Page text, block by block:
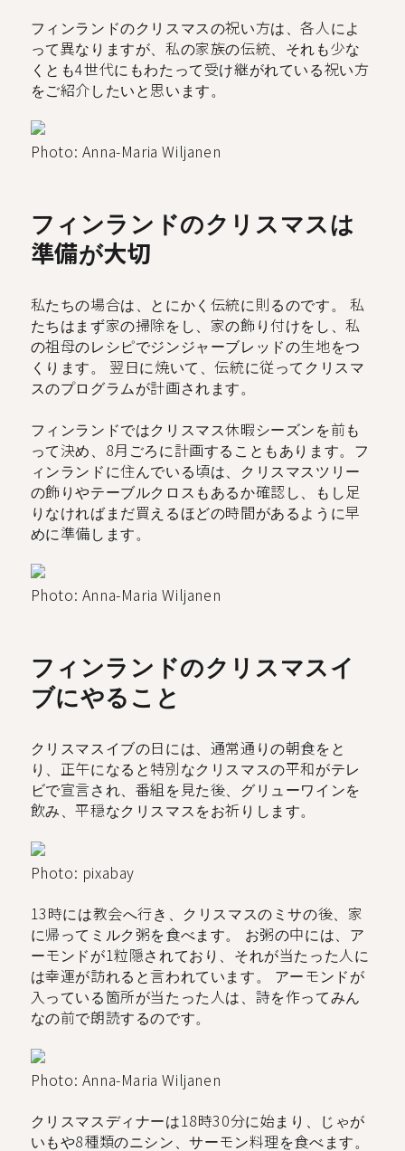
フィンランドのクリスマスの祝い方は、各人によ
って異なりますが、私の家族の伝統、それも少な
くとも4世代にもわたって受け継がれている祝い方
をご紹介したいと思います。
Photo: Anna-Maria Wiljanen
フィンランドのクリスマスは
準備が大切
私たちの場合は、とにかく伝統に則るのです。 私
たちはまず家の掃除をし、家の飾り付けをし、私
の祖母のレシピでジンジャーブレッドの生地をつ
くります。 翌日に焼いて、伝統に従ってクリスマ
スのプログラムが計画されます。
フィンランドではクリスマス休暇シーズンを前も
って決め、8月ごろに計画することもあります。フ
ィンランドに住んでいる頃は、クリスマスツリー
の飾りやテーブルクロスもあるか確認し、もし足
りなければまだ買えるほどの時間があるように早
めに準備します。
Photo: Anna-Maria Wiljanen
フィンランドのクリスマスイ
ブにやること
クリスマスイブの日には、通常通りの朝食をと
り、正午になると特別なクリスマスの平和がテレ
ビで宣言され、番組を見た後、グリューワインを
飲み、平穏なクリスマスをお祈りします。
Photo: pixabay
13時には教会へ行き、クリスマスのミサの後、家
に帰ってミルク粥を食べます。 お粥の中には、ア
ーモンドが1粒隠されており、それが当たった人に
は幸運が訪れると言われています。 アーモンドが
入っている箇所が当たった人は、詩を作ってみん
なの前で朗読するのです。
Photo: Anna-Maria Wiljanen
クリスマスディナーは18時30分に始まり、じゃが
いもや8種類のニシン、サーモン料理を食べます。